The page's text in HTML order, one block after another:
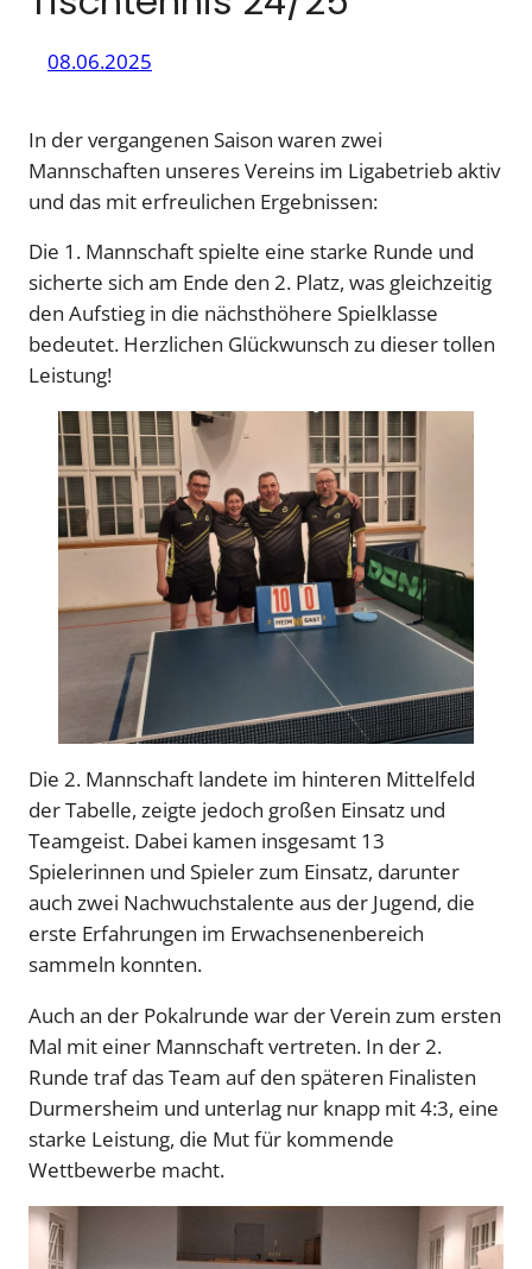
08.06.2025
In der vergangenen Saison waren zwei
Mannschaften unseres Vereins im Ligabetrieb aktiv
und das mit erfreulichen Ergebnissen:
Die 1. Mannschaft spielte eine starke Runde und
sicherte sich am Ende den 2. Platz, was gleichzeitig
den Aufstieg in die nächsthöhere Spielklasse
bedeutet. Herzlichen Glückwunsch zu dieser tollen
Leistung!
Die 2. Mannschaft landete im hinteren Mittelfeld
der Tabelle, zeigte jedoch großen Einsatz und
Teamgeist. Dabei kamen insgesamt 13
Spielerinnen und Spieler zum Einsatz, darunter
auch zwei Nachwuchstalente aus der Jugend, die
erste Erfahrungen im Erwachsenenbereich
sammeln konnten.
Auch an der Pokalrunde war der Verein zum ersten
Mal mit einer Mannschaft vertreten. In der 2.
Runde traf das Team auf den späteren Finalisten
Durmersheim und unterlag nur knapp mit 4:3, eine
starke Leistung, die Mut für kommende
Wettbewerbe macht.